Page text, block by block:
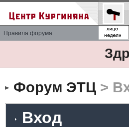
Правила форума
Форум ЭТЦ>
Вход